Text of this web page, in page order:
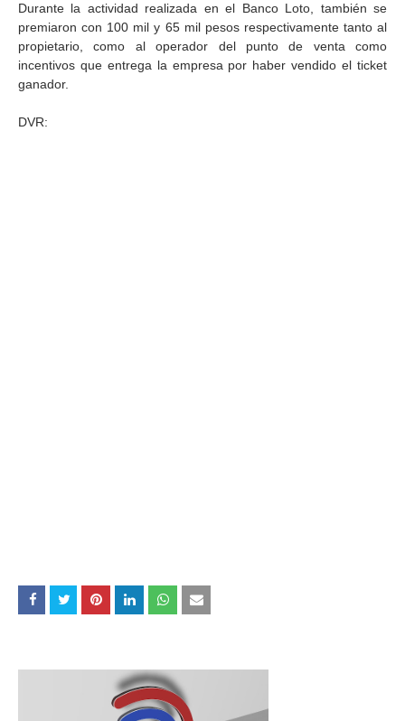
Durante la actividad realizada en el Banco Loto, también se
premiaron con 100 mil y 65 mil pesos respectivamente tanto al
propietario, como al operador del punto de venta como
incentivos que entrega la empresa por haber vendido el ticket
ganador.
DVR: